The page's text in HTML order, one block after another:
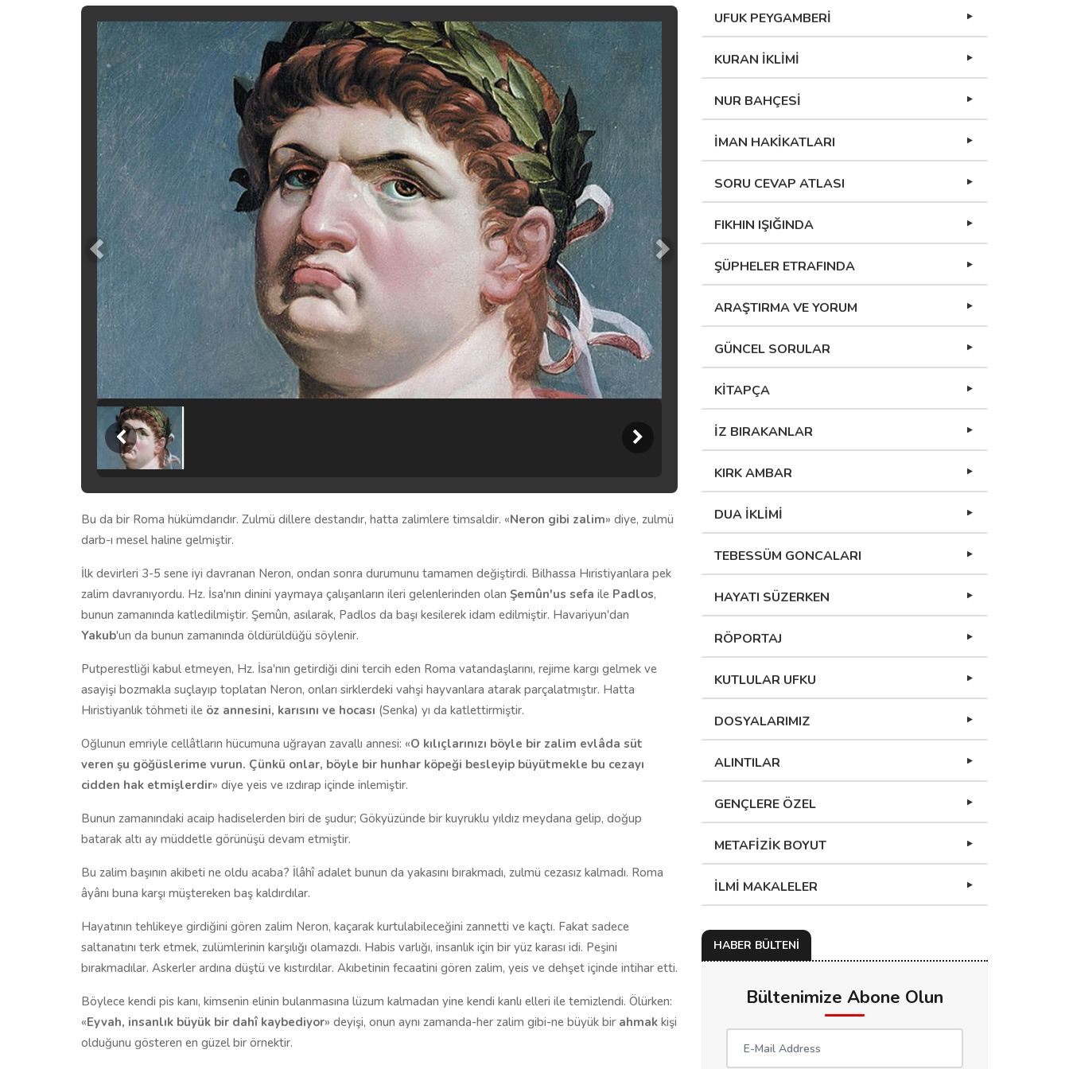
Bu da bir Roma hükümdarıdır. Zulmü dillere destandır, hatta zalimlere timsaldir. «Neron gibi zalim» diye, zulmü
darb-ı mesel haline gelmiştir.
İlk devirleri 3-5 sene iyi davranan Neron, ondan sonra durumunu tamamen değiştirdi. Bilhassa Hıristiyanlara pek
zalim davranıyordu. Hz. İsa'nın dinini yaymaya çalışanların ileri gelenlerinden olan Şemûn'us sefa ile Padlos,
bunun zamanında katledilmiştir. Şemûn, asılarak, Padlos da başı kesilerek idam edilmiştir. Havariyun'dan
Yakub'un da bunun zamanında öldürüldüğü söylenir.
Putperestliği kabul etmeyen, Hz. İsa'nın getirdiği dini tercih eden Roma vatandaşlarını, rejime kargı gelmek ve
asayişi bozmakla suçlayıp toplatan Neron, onları sirklerdeki vahşi hayvanlara atarak parçalatmıştır. Hatta
Hıristiyanlık töhmeti ile öz annesini, karısını ve hocası (Senka) yı da katlettirmiştir.
Oğlunun emriyle cellâtların hücumuna uğrayan zavallı annesi: «O kılıçlarınızı böyle bir zalim evlâda süt
veren şu göğüslerime vurun. Çünkü onlar, böyle bir hunhar köpeği besleyip büyütmekle bu cezayı
cidden hak etmişlerdir» diye yeis ve ızdırap içinde inlemiştir.
Bunun zamanındaki acaip hadiselerden biri de şudur; Gökyüzünde bir kuyruklu yıldız meydana gelip, doğup
batarak altı ay müddetle görünüşü devam etmiştir.
Bu zalim başının akibeti ne oldu acaba? İlâhî adalet bunun da yakasını bırakmadı, zulmü cezasız kalmadı. Roma
âyânı buna karşı müştereken baş kaldırdılar.
Hayatının tehlikeye girdiğini gören zalim Neron, kaçarak kurtulabileceğini zannetti ve kaçtı. Fakat sadece
saltanatını terk etmek, zulümlerinin karşılığı olamazdı. Habis varlığı, insanlık için bir yüz karası idi. Peşini
bırakmadılar. Askerler ardına düştü ve kıstırdılar. Akıbetinin fecaatini gören zalim, yeis ve dehşet içinde intihar etti.
Böylece kendi pis kanı, kimsenin elinin bulanmasına lüzum kalmadan yine kendi kanlı elleri ile temizlendi. Ölürken:
«Eyvah, insanlık büyük bir dahî kaybediyor» deyişi, onun aynı zamanda-her zalim gibi-ne büyük bir ahmak kişi
olduğunu gösteren en güzel bir örnektir.
UFUK PEYGAMBERİ
KURAN İKLİMİ
NUR BAHÇESİ
İMAN HAKİKATLARI
SORU CEVAP ATLASI
FIKHIN IŞIĞINDA
ŞÜPHELER ETRAFINDA
ARAŞTIRMA VE YORUM
GÜNCEL SORULAR
KİTAPÇA
İZ BIRAKANLAR
KIRK AMBAR
DUA İKLİMİ
TEBESSÜM GONCALARI
HAYATI SÜZERKEN
RÖPORTAJ
KUTLULAR UFKU
DOSYALARIMIZ
ALINTILAR
GENÇLERE ÖZEL
METAFİZİK BOYUT
İLMİ MAKALELER
HABER BÜLTENİ
Bültenimize Abone Olun